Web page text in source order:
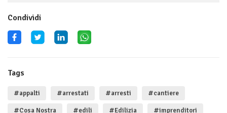
Condividi
Tags
#appalti #arrestati #arresti #cantiere
#Cosa Nostra #edili #Edilizia #imprenditori